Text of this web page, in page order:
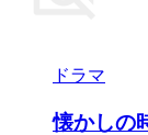
ドラマ
懐かしの